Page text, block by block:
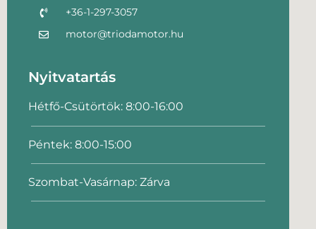
+36-1-297-3057
motor@triodamotor.hu
Nyitvatartás
Hétfő-Csütörtök: 8:00-16:00
Péntek: 8:00-15:00
Szombat-Vasárnap: Zárva